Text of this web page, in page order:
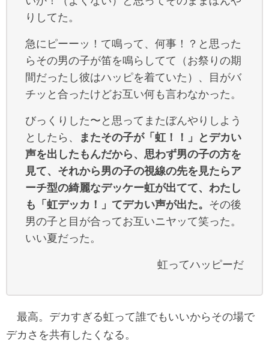
りしてた。
急にピーーッ！て鳴って、何事！？と思った
らその男の子が笛を鳴らしてて（お祭りの期
間だったし彼はハッピを着ていた）、目がバ
チッと合ったけどお互い何も言わなかった。
びっくりした〜と思ってまたぼんやりしよう
としたら、
またその子が「虹！！」とデカい
声を出したもんだから、思わず男の子の方を
見て、それから男の子の視線の先を見たらア
ーチ型の綺麗なデッケー虹が出てて、わたし
も「虹デッカ！」てデカい声が出た。 その後
男の子と目が合ってお互いニヤッて笑った。
いい夏だった。
虹ってハッピーだ
最高。デカすぎる虹って誰でもいいからその場で
デカさを共有したくなる。